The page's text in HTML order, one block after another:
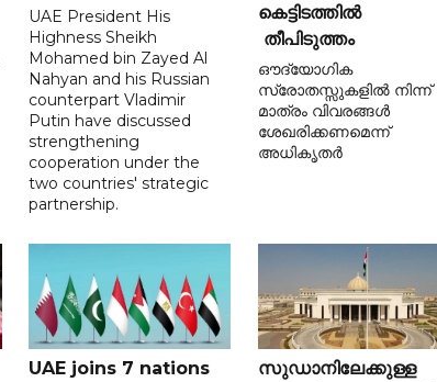
UAE President His
Highness Sheikh
Mohamed bin Zayed Al
Nahyan and his Russian
counterpart Vladimir
Putin have discussed
strengthening
cooperation under the
two countries' strategic
partnership.
കെട്ടിടത്തിൽ
തീപിടുത്തം
ഔദ്യോഗിക
സ്രോതസ്സുകളിൽ നിന്ന്
മാത്രം വിവരങ്ങൾ
ശേഖരിക്കണമെന്ന്
അധികൃതർ
UAE joins 7 nations
സുഡാനിലേക്കുള്ള